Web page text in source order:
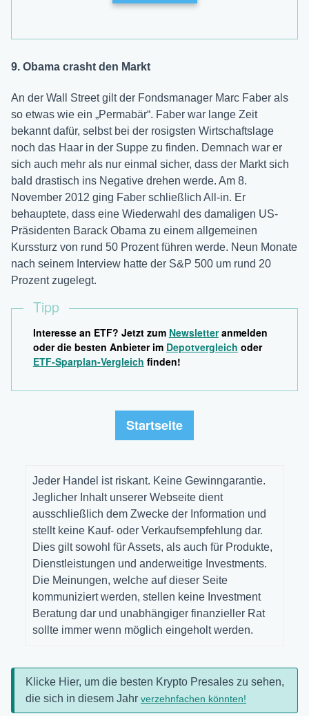
9. Obama crasht den Markt
An der Wall Street gilt der Fondsmanager Marc Faber als
so etwas wie ein „Permabär“. Faber war lange Zeit
bekannt dafür, selbst bei der rosigsten Wirtschaftslage
noch das Haar in der Suppe zu finden. Demnach war er
sich auch mehr als nur einmal sicher, dass der Markt sich
bald drastisch ins Negative drehen werde. Am 8.
November 2012 ging Faber schließlich All-in. Er
behauptete, dass eine Wiederwahl des damaligen US-
Präsidenten Barack Obama zu einem allgemeinen
Kurssturz von rund 50 Prozent führen werde. Neun Monate
nach seinem Interview hatte der S&P 500 um rund 20
Prozent zugelegt.
Tipp
Interesse an ETF? Jetzt zum Newsletteranmelden
oder die besten Anbieter im Depotvergleich oder
ETF-Sparplan-Vergleich finden!
Startseite
Jeder Handel ist riskant. Keine Gewinngarantie.
Jeglicher Inhalt unserer Webseite dient
ausschließlich dem Zwecke der Information und
stellt keine Kauf- oder Verkaufsempfehlung dar.
Dies gilt sowohl für Assets, als auch für Produkte,
Dienstleistungen und anderweitige Investments.
Die Meinungen, welche auf dieser Seite
kommuniziert werden, stellen keine Investment
Beratung dar und unabhängiger finanzieller Rat
sollte immer wenn möglich eingeholt werden.
Klicke Hier, um die besten Krypto Presales zu sehen,
die sich in diesem Jahr verzehnfachen könnten!